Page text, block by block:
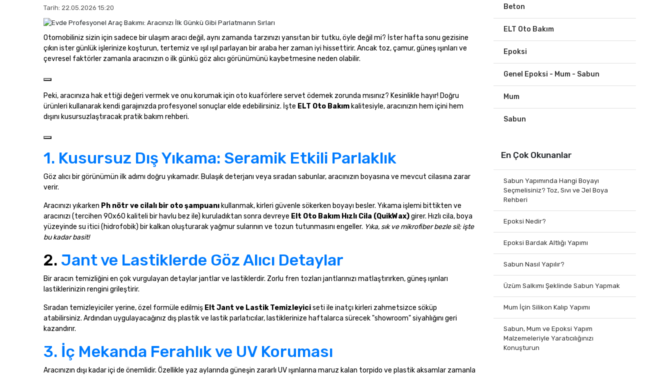
Tarih: 22.05.2026 15:20
Otomobiliniz sizin için sadece bir ulaşım aracı değil, aynı zamanda tarzınızı yansıtan bir tutku, öyle değil mi? İster hafta sonu gezisine
çıkın ister günlük işlerinize koşturun, tertemiz ve ışıl ışıl parlayan bir araba her zaman iyi hissettirir. Ancak toz, çamur, güneş ışınları ve
çevresel faktörler zamanla aracınızın o ilk günkü göz alıcı görünümünü kaybetmesine neden olabilir.
Peki, aracınıza hak ettiği değeri vermek ve onu korumak için oto kuaförlere servet ödemek zorunda mısınız? Kesinlikle hayır! Doğru
ürünleri kullanarak kendi garajınızda profesyonel sonuçlar elde edebilirsiniz. İşte ELT Oto Bakım kalitesiyle, aracınızın hem içini hem
dışını kusursuzlaştıracak pratik bakım rehberi.
1. Kusursuz Dış Yıkama: Seramik Etkili Parlaklık
Göz alıcı bir görünümün ilk adımı doğru yıkamadır. Bulaşık deterjanı veya sıradan sabunlar, aracınızın boyasına ve mevcut cilasına zarar
verir.
Aracınızı yıkarken Ph nötr ve cilalı bir oto şampuanı kullanmak, kirleri güvenle sökerken boyayı besler. Yıkama işlemi bittikten ve
aracınızı (tercihen 90x60 kaliteli bir havlu bez ile) kuruladıktan sonra devreye Elt Oto Bakım Hızlı Cila (QuikWax)girer. Hızlı cila, boya
yüzeyinde su itici (hidrofobik) bir kalkan oluşturarak yağmur sularının ve tozun tutunmasını engeller. Yıka, sık ve mikrofiber bezle sil; işte
bu kadar basit!
2. Jant ve Lastiklerde Göz Alıcı Detaylar
Bir aracın temizliğini en çok vurgulayan detaylar jantlar ve lastiklerdir. Zorlu fren tozları jantlarınızı matlaştırırken, güneş ışınları
lastiklerinizin rengini grileştirir.
Sıradan temizleyiciler yerine, özel formüle edilmiş Elt Jant ve Lastik Temizleyiciseti ile inatçı kirleri zahmetsizce söküp
atabilirsiniz. Ardından uygulayacağınız dış plastik ve lastik parlatıcılar, lastiklerinize haftalarca sürecek "showroom" siyahlığını geri
kazandırır.
3. İç Mekanda Ferahlık ve UV Koruması
Aracınızın dışı kadar içi de önemlidir. Özellikle yaz aylarında güneşin zararlı UV ışınlarına maruz kalan torpido ve plastik aksamlar zamanla
Beton
ELT Oto Bakım
Epoksi
Genel Epoksi - Mum - Sabun
Mum
Sabun
En Çok Okunanlar
Sabun Yapımında Hangi Boyayı
Seçmelisiniz? Toz, Sıvı ve Jel Boya
Rehberi
Epoksi Nedir?
Epoksi Bardak Altlığı Yapımı
Sabun Nasıl Yapılır?
Üzüm Salkımı Şeklinde Sabun Yapmak
Mum İçin Silikon Kalıp Yapımı
Sabun, Mum ve Epoksi Yapım
Malzemeleriyle Yaratıcılığınızı
Konuşturun